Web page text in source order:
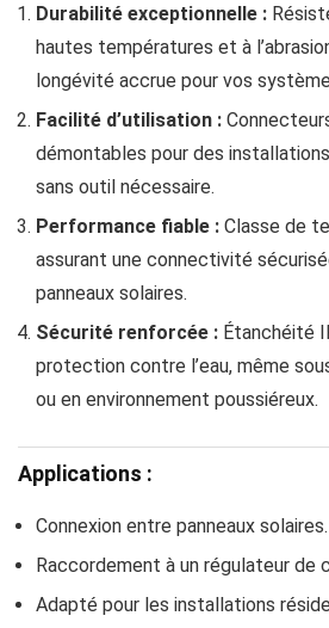
Durabilité exceptionnelle :
hautes températures et à
longévité accrue pour vos
Facilité d’utilisation :
démontables pour des
sans outil nécessaire.
Performance fiable : Classe de
assurant une connectivité
panneaux solaires.
Sécurité renforcée : Étanchéité
protection contre l’eau, même
ou en environnement poussiéreux.
Applications :
Connexion entre panneaux solaires.
Raccordement à un régulateur de
Adapté pour les installations